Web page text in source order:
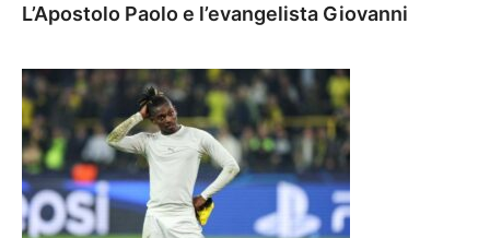
L’Apostolo Paolo e l’evangelista Giovanni